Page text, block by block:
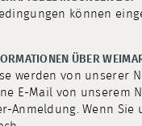
können
ÜBER
werden von unserer
E-Mail von unserem
Anmeldung. Wenn